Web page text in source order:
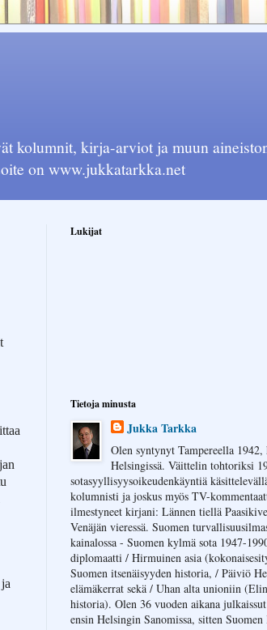
kolumnit, kirja-arviot ja muun
on www.jukkatarkka.net
Lukijat
Tietoja minusta
Jukka Tarkka
Olen syntynyt Tampereella
Helsingissä. Väittelin tohtoriksi
sotasyyllisyysoikeudenkäyntiä
kolumnisti ja joskus myös TV-
ilmestyneet kirjani: Lännen tiellä
Venäjän vieressä. Suomen
kainalossa - Suomen kylmä sota 1947-
diplomaatti / Hirmuinen asia
Suomen itsenäisyyden historia, / Päiviö
elämäkerrat sekä / Uhan alta unioniin
historia). Olen 36 vuoden aikana
ensin Helsingin Sanomissa, sitten Suomen